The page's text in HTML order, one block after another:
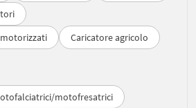
Caricatore agricolo
motofresatrici